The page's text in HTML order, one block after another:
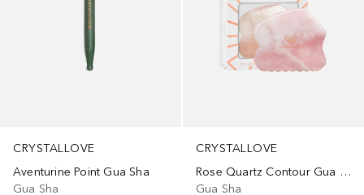
CRYSTALLOVE
Aventurine Point Gua Sha
Gua Sha
CRYSTALLOVE
Rose Quartz Contour Gua Sha
Gua Sha